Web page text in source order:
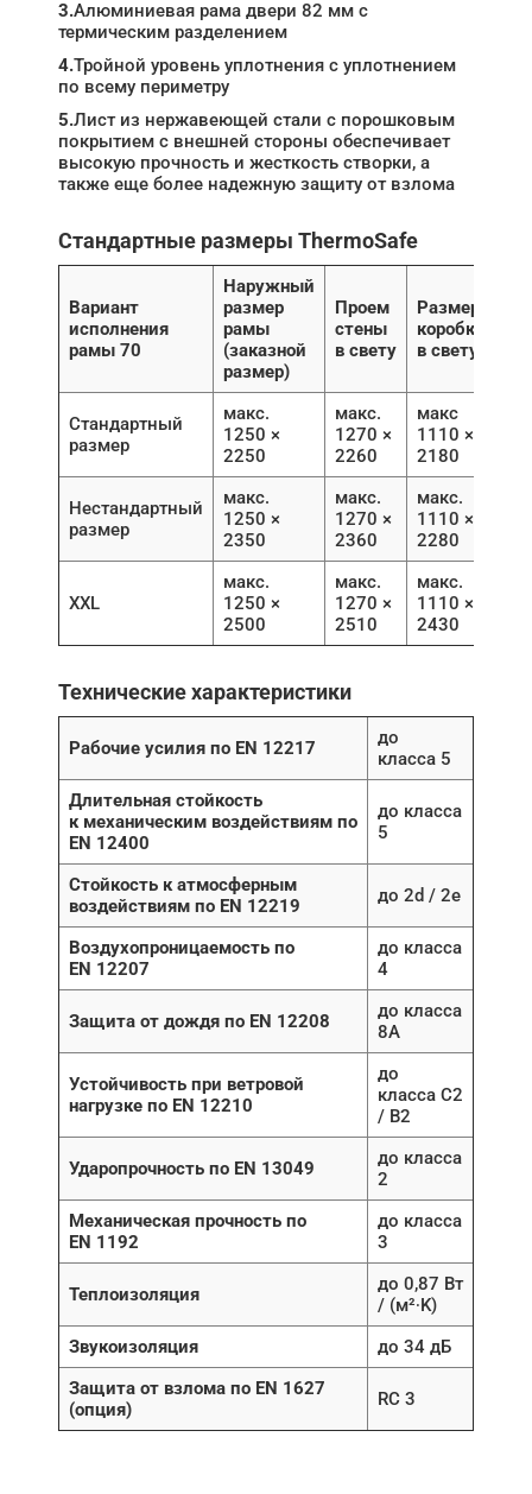
3.Алюминиевая рама двери 82 мм с
термическим разделением
4.Тройной уровень уплотнения с уплотнением
по всему периметру
5.Лист из нержавеющей стали с порошковым
покрытием с внешней стороны обеспечивает
высокую прочность и жесткость створки, а
также еще более надежную защиту от взлома
Стандартные размеры ThermoSafe
Вариант
исполнения
рамы 70
Наружный
размер
рамы
(заказной
размер)
Проем
стены
в свету
Размер
коробки
в свету
Стандартный
размер
макс.
1250 ×
2250
макс.
1270 ×
2260
макс
1110 ×
2180
Нестандартный
размер
макс.
1250 ×
2350
макс.
1270 ×
2360
макс.
1110 ×
2280
XXL
макс.
1250 ×
2500
макс.
1270 ×
2510
макс.
1110 ×
2430
Технические характеристики
Рабочие усилия по EN 12217
до
класса 5
Длительная стойкость
к механическим воздействиям по
EN 12400
до класса
5
Стойкость к атмосферным
воздействиям по EN 12219
до 2d / 2e
Воздухопроницаемость по
EN 12207
до класса
4
Защита от дождя по EN 12208
до класса
8A
Устойчивость при ветровой
нагрузке по EN 12210
до
класса C2
/ B2
Ударопрочность по EN 13049
до класса
2
Механическая прочность по
EN 1192
до класса
3
Теплоизоляция
до 0,87 Вт
/ (м²∙K)
Звукоизоляция
до 34 дБ
Защита от взлома по EN 1627
(опция)
RC 3